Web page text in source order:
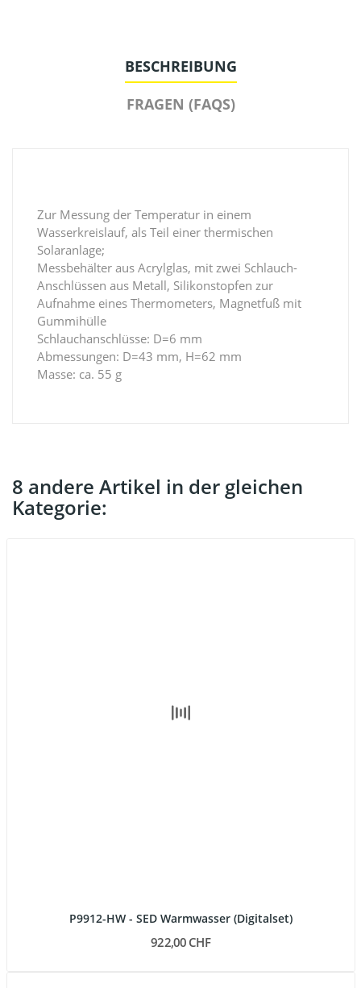
BESCHREIBUNG
FRAGEN (FAQS)
Zur Messung der Temperatur in einem
Wasserkreislauf, als Teil einer thermischen
Solaranlage;
Messbehälter aus Acrylglas, mit zwei Schlauch-
Anschlüssen aus Metall, Silikonstopfen zur
Aufnahme eines Thermometers, Magnetfuß mit
Gummihülle
Schlauchanschlüsse: D=6 mm
Abmessungen: D=43 mm, H=62 mm
Masse: ca. 55 g
8 andere Artikel in der gleichen
Kategorie:
P9912-HW - SED Warmwasser (Digitalset)
922,00 CHF